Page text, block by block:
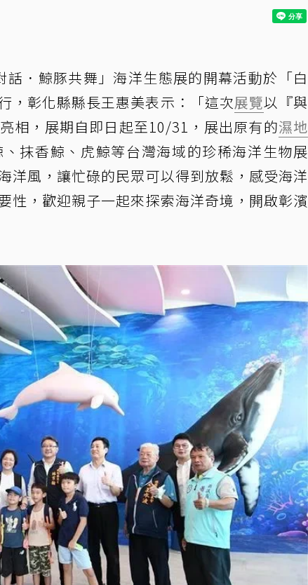
話．鯨豚共舞」海洋生態展的開幕活動於「白
，彰化縣縣長王惠美表示：「這次展覽以『與
相，展期自即日起至10/31，展出原有的濕地
抹香鯨、虎鯨等台灣海域的珍稀海洋生物展
洋風，讓忙碌的民眾可以得到放鬆，感受海洋
性，歡迎親子一起來探索海洋奇境，開啟彰濱